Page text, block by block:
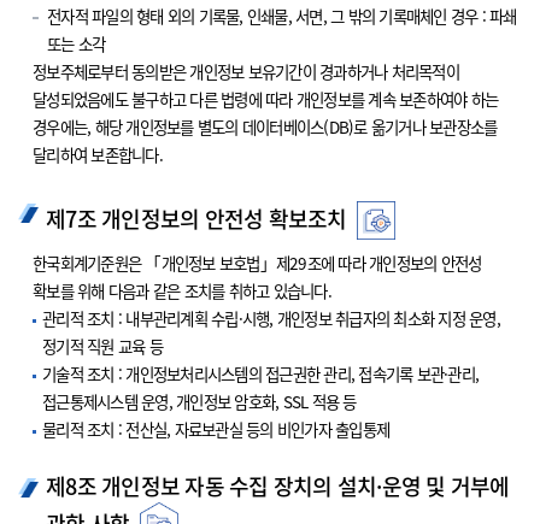
전자적 파일의 형태 외의 기록물, 인쇄물, 서면, 그 밖의 기록매체인 경우 : 파쇄
또는 소각
정보주체로부터 동의받은 개인정보 보유기간이 경과하거나 처리목적이
달성되었음에도 불구하고 다른 법령에 따라 개인정보를 계속 보존하여야 하는
경우에는, 해당 개인정보를 별도의 데이터베이스(DB)로 옮기거나 보관장소를
달리하여 보존합니다.
제7조 개인정보의 안전성 확보조치
한국회계기준원은 「개인정보 보호법」제29조에 따라 개인정보의 안전성
확보를 위해 다음과 같은 조치를 취하고 있습니다.
관리적 조치 : 내부관리계획 수립·시행, 개인정보 취급자의 최소화 지정 운영,
정기적 직원 교육 등
기술적 조치 : 개인정보처리시스템의 접근권한 관리, 접속기록 보관·관리,
접근통제시스템 운영, 개인정보 암호화, SSL 적용 등
물리적 조치 : 전산실, 자료보관실 등의 비인가자 출입통제
제8조 개인정보 자동 수집 장치의 설치·운영 및 거부에